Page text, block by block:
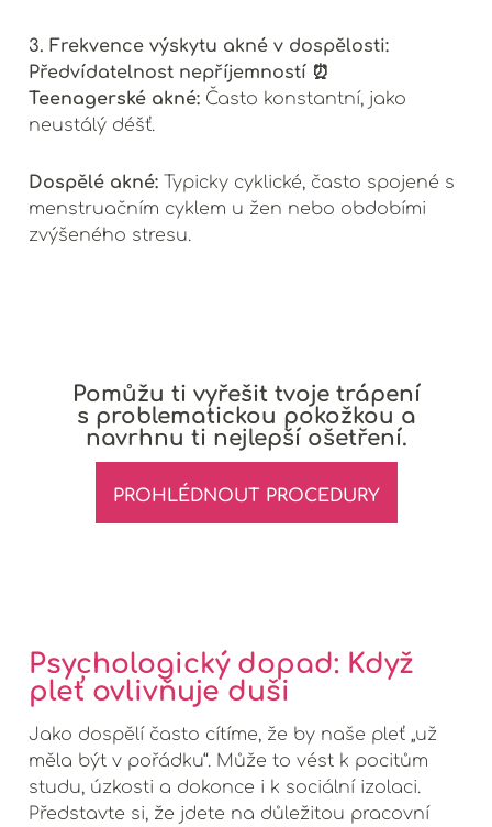
3. Frekvence výskytu akné v dospělosti:
Předvídatelnost nepříjemností ⏰
Teenagerské akné:Často konstantní, jako
neustálý déšť.
Dospělé akné:Typicky cyklické, často spojené s
menstruačním cyklem u žen nebo obdobími
zvýšeného stresu.
Pomůžu ti vyřešit tvoje trápení
s problematickou pokožkou a
navrhnu ti nejlepší ošetření.
PROHLÉDNOUT PROCEDURY
Psychologický dopad: Když
pleť ovlivňuje duši
Jako dospělí často cítíme, že by naše pleť „už
měla být v pořádku“. Může to vést k pocitům
studu, úzkosti a dokonce i k sociální izolaci.
Představte si, že jdete na důležitou pracovní